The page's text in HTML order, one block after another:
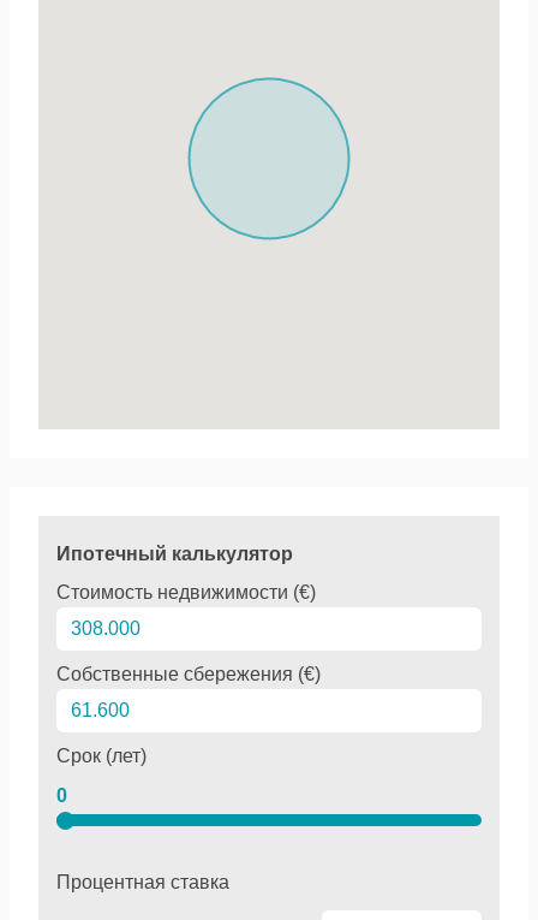
Ипотечный калькулятор
Стоимость недвижимости (€)
Собственные сбережения (€)
Срок (лет)
0
Процентная ставка